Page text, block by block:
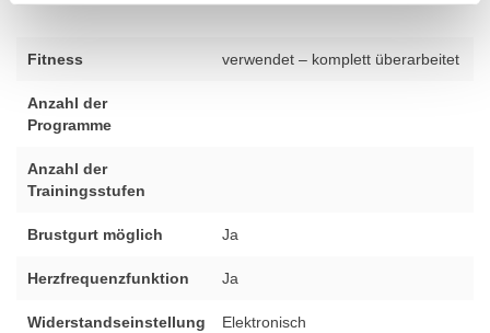
Fitness verwendet – komplett überarbeitet
Anzahl der
Programme
Anzahl der
Trainingsstufen
Brustgurt möglich Ja
Herzfrequenzfunktion Ja
Widerstandseinstellung Elektronisch